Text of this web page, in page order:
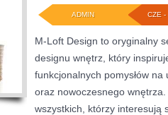
CZE -
ADMIN
M-Loft Design to oryginalny
designu wnętrz, który
funkcjonalnych pomysłów
oraz nowoczesnego
wszystkich, którzy interesują